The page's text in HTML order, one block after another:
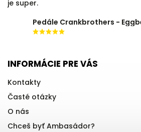
je super.
Pedále Crankbrothers -
INFORMÁCIE PRE VÁS
Kontakty
Časté otázky
O nás
Chceš byť Ambasádor?